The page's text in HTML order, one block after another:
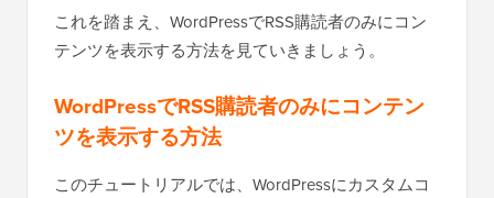
これを踏まえ、WordPressでRSS購読者のみにコン
テンツを表示する方法を見ていきましょう。
WordPressでRSS購読者のみにコンテン
ツを表示する方法
このチュートリアルでは、WordPressにカスタムコ